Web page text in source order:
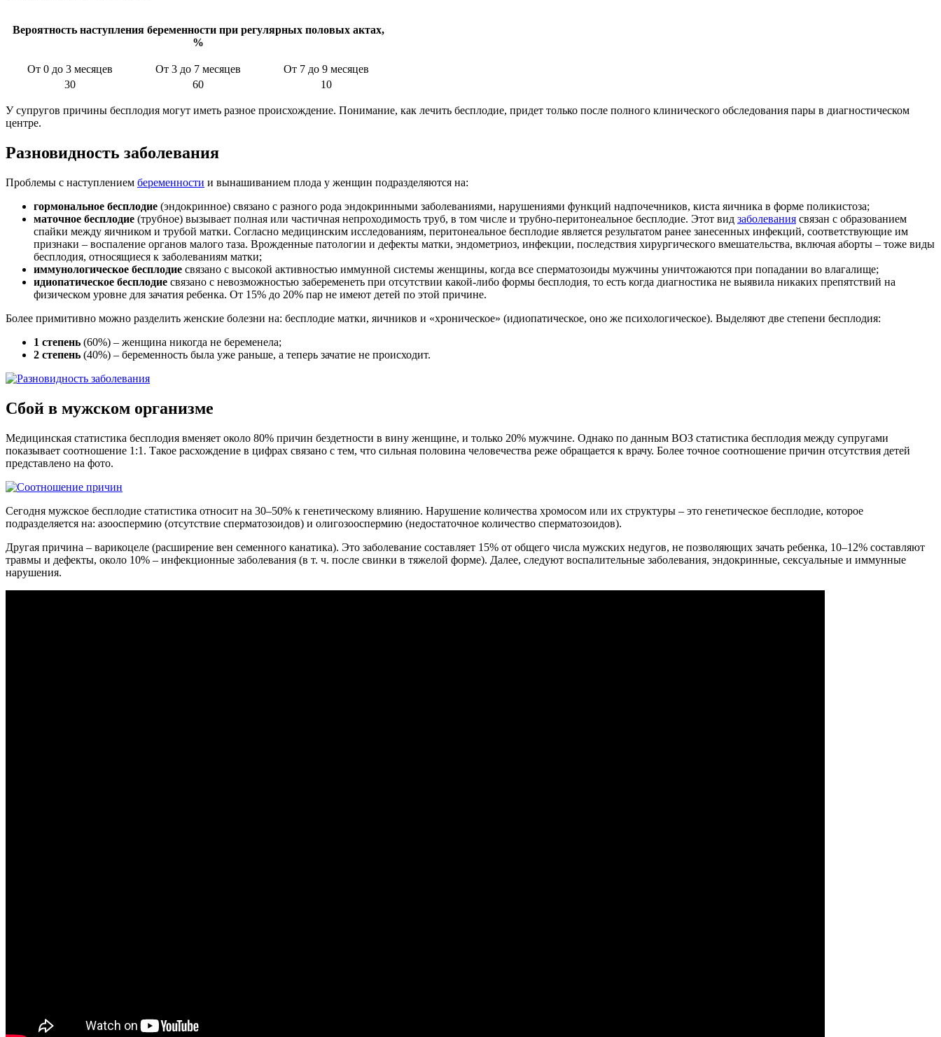
Вероятность наступления беременности при регулярных половых актах,
%
От 0 до 3 месяцев От 3 до 7 месяцев
От 7 до 9 месяцев
30
60 10
У супругов причины бесплодия могут иметь разное происхождение. Понимание, как лечить бесплодие, придет только после полного клинического обследования пары в диагностическом
центре.
Разновидность заболевания
Проблемы с наступлением беременности и вынашиванием плода у женщин подразделяются на:
гормональное бесплодие (эндокринное) связано с разного рода эндокринными заболеваниями, нарушениями функций надпочечников, киста яичника в форме поликистоза;
маточное бесплодие (трубное) вызывает полная или частичная непроходимость труб, в том числе и трубно-перитонеальное бесплодие. Этот вид заболевания связан с образованием
спайки между яичником и трубой матки. Согласно медицинским исследованиям, перитонеальное бесплодие является результатом ранее занесенных инфекций, соответствующие им
признаки – воспаление органов малого таза. Врожденные патологии и дефекты матки, эндометриоз, инфекции, последствия хирургического вмешательства, включая аборты – тоже виды
бесплодия, относящиеся к заболеваниям матки;
иммунологическое бесплодие связано с высокой активностью иммунной системы женщины, когда все сперматозоиды мужчины уничтожаются при попадании во влагалище;
идиопатическое бесплодие связано с невозможностью забеременеть при отсутствии какой-либо формы бесплодия, то есть когда диагностика не выявила никаких препятствий на
физическом уровне для зачатия ребенка. От 15% до 20% пар не имеют детей по этой причине.
Более примитивно можно разделить женские болезни на: бесплодие матки, яичников и «хроническое» (идиопатическое, оно же психологическое). Выделяют две степени бесплодия:
1 степень (60%) – женщина никогда не беременела;
2 степень (40%) – беременность была уже раньше, а теперь зачатие не происходит.
Сбой в мужском организме
Медицинская статистика бесплодия вменяет около 80% причин бездетности в вину женщине, и только 20% мужчине. Однако по данным ВОЗ статистика бесплодия между супругами
показывает соотношение 1:1. Такое расхождение в цифрах связано с тем, что сильная половина человечества реже обращается к врачу. Более точное соотношение причин отсутствия детей
представлено на фото.
Сегодня мужское бесплодие статистика относит на 30–50% к генетическому влиянию. Нарушение количества хромосом или их структуры – это генетическое бесплодие, которое
подразделяется на: азооспермию (отсутствие сперматозоидов) и олигозооспермию (недостаточное количество сперматозоидов).
Другая причина – варикоцеле (расширение вен семенного канатика). Это заболевание составляет 15% от общего числа мужских недугов, не позволяющих зачать ребенка, 10–12% составляют
травмы и дефекты, около 10% – инфекционные заболевания (в т. ч. после свинки в тяжелой форме). Далее, следуют воспалительные заболевания, эндокринные, сексуальные и иммунные
нарушения.